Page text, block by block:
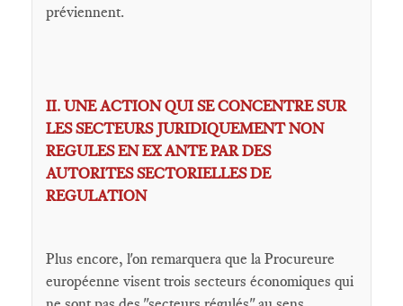
préviennent.
II. UNE ACTION QUI SE CONCENTRE SUR
LES SECTEURS JURIDIQUEMENT NON
REGULES EN EX ANTE PAR DES
AUTORITES SECTORIELLES DE
REGULATION
Plus encore, l'on remarquera que la Procureure
européenne visent trois secteurs économiques qui